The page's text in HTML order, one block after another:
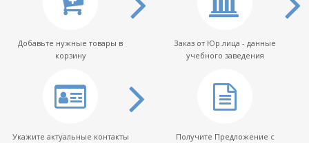
Добавьте нужные товары в
корзину
Заказ от Юр.лица - данные
учебного заведения
Укажите актуальные контакты
Получите Предложение с